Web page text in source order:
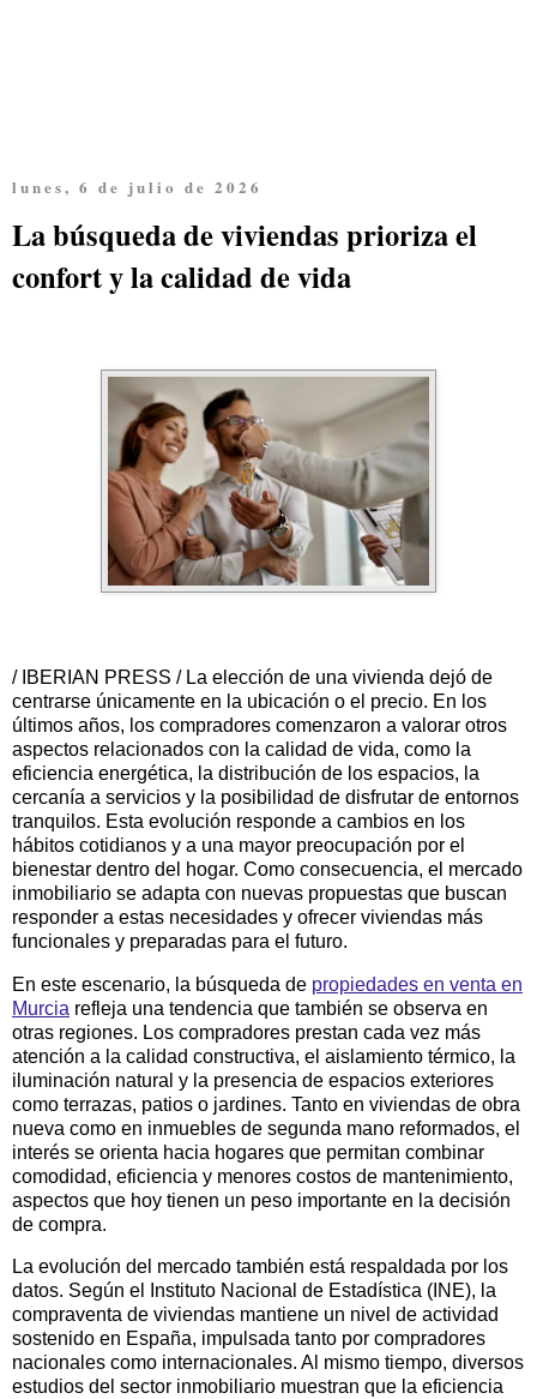
lunes, 6 de julio de 2026
La búsqueda de viviendas prioriza el
confort y la calidad de vida
/ IBERIAN PRESS / La elección de una vivienda dejó de
centrarse únicamente en la ubicación o el precio. En los
últimos años, los compradores comenzaron a valorar otros
aspectos relacionados con la calidad de vida, como la
eficiencia energética, la distribución de los espacios, la
cercanía a servicios y la posibilidad de disfrutar de entornos
tranquilos. Esta evolución responde a cambios en los
hábitos cotidianos y a una mayor preocupación por el
bienestar dentro del hogar. Como consecuencia, el mercado
inmobiliario se adapta con nuevas propuestas que buscan
responder a estas necesidades y ofrecer viviendas más
funcionales y preparadas para el futuro.
En este escenario, la búsqueda de propiedades en venta en
Murcia refleja una tendencia que también se observa en
otras regiones. Los compradores prestan cada vez más
atención a la calidad constructiva, el aislamiento térmico, la
iluminación natural y la presencia de espacios exteriores
como terrazas, patios o jardines. Tanto en viviendas de obra
nueva como en inmuebles de segunda mano reformados, el
interés se orienta hacia hogares que permitan combinar
comodidad, eficiencia y menores costos de mantenimiento,
aspectos que hoy tienen un peso importante en la decisión
de compra.
La evolución del mercado también está respaldada por los
datos. Según el Instituto Nacional de Estadística (INE), la
compraventa de viviendas mantiene un nivel de actividad
sostenido en España, impulsada tanto por compradores
nacionales como internacionales. Al mismo tiempo, diversos
estudios del sector inmobiliario muestran que la eficiencia